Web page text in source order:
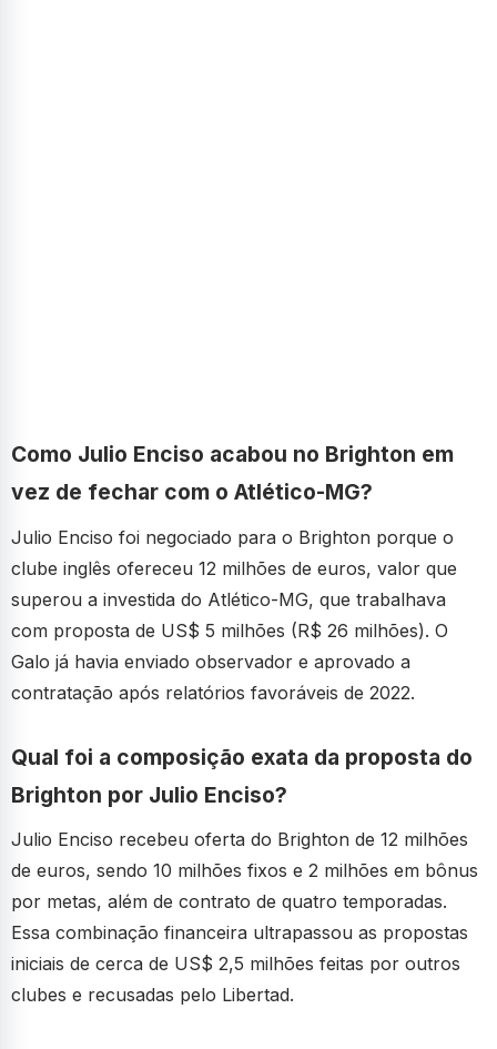
Como Julio Enciso acabou no Brighton em
vez de fechar com o Atlético-MG?
Julio Enciso foi negociado para o Brighton porque o
clube inglês ofereceu 12 milhões de euros, valor que
superou a investida do Atlético-MG, que trabalhava
com proposta de US$ 5 milhões (R$ 26 milhões). O
Galo já havia enviado observador e aprovado a
contratação após relatórios favoráveis de 2022.
Qual foi a composição exata da proposta do
Brighton por Julio Enciso?
Julio Enciso recebeu oferta do Brighton de 12 milhões
de euros, sendo 10 milhões fixos e 2 milhões em bônus
por metas, além de contrato de quatro temporadas.
Essa combinação financeira ultrapassou as propostas
iniciais de cerca de US$ 2,5 milhões feitas por outros
clubes e recusadas pelo Libertad.